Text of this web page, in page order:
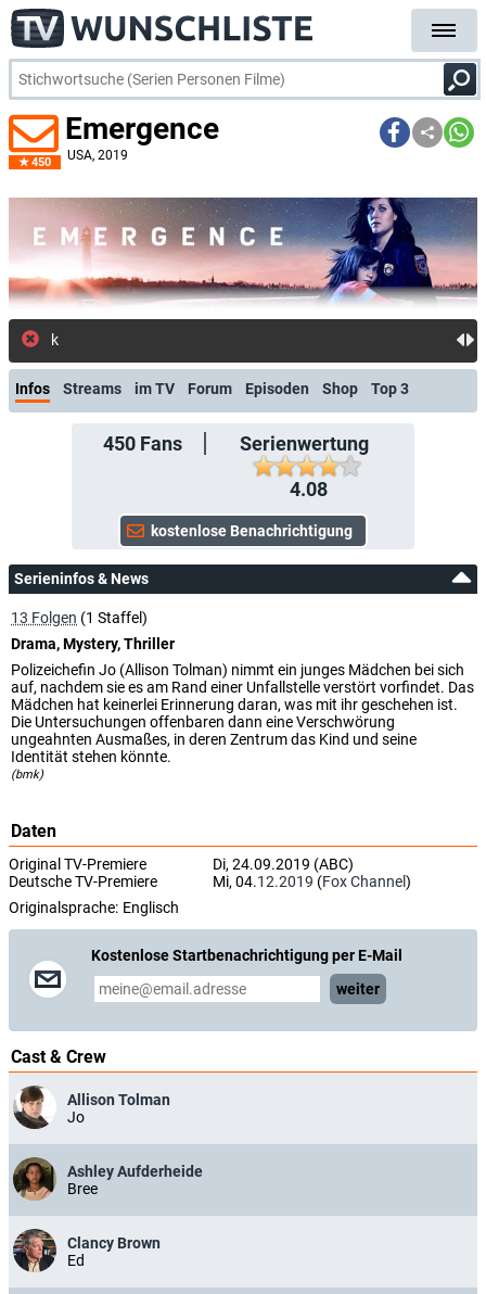
450
Emergence
USA, 2019
kostenlose E-Mail-Benachrichtig
Infos Streams im TV Forum Episoden Shop Top 3
450Fans
Serienwertung
4.08
Serieninfos & News
13 Folgen (1 Staffel)
Drama, Mystery, Thriller
Polizeichefin Jo (Allison Tolman) nimmt ein junges Mädchen bei sich
auf, nachdem sie es am Rand einer Unfallstelle verstört vorfindet. Das
Mädchen hat keinerlei Erinnerung daran, was mit ihr geschehen ist.
Die Untersuchungen offenbaren dann eine Verschwörung
ungeahnten Ausmaßes, in deren Zentrum das Kind und seine
Identität stehen könnte.
(bmk)
Daten
Original TV-Premiere
Di, 24.09.2019 (ABC)
Deutsche TV-Premiere
Mi, 04.12.2019 (Fox Channel)
Originalsprache: Englisch
Kostenlose Startbenachrichtigung per E-Mail
weiter
Cast & Crew
Allison Tolman
Jo
Ashley Aufderheide
Bree
Clancy Brown
Ed